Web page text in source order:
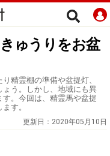
ゅうりをお盆
精霊棚の準備や盆提灯、
う。しかし、地域にも異
。今回は、精霊馬や盆提
す。
更新日： 2020年05月10日